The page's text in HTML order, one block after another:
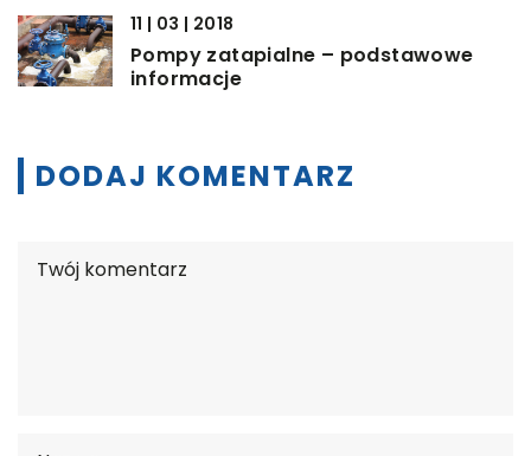
11 | 03 | 2018
Pompy zatapialne – podstawowe
informacje
DODAJ KOMENTARZ